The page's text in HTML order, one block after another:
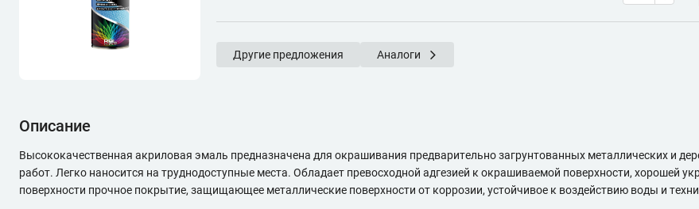
Другие предложения Аналоги
Описание
Высококачественная акриловая эмаль предназначена для окрашивания предварительно загрунтованных металлических и
работ. Легко наносится на труднодоступные места. Обладает превосходной адгезией к окрашиваемой поверхности, хорошей
поверхности прочное покрытие, защищающее металлические поверхности от коррозии, устойчивое к воздействию воды и